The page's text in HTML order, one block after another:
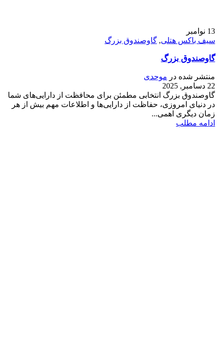
13 نوامبر
سیف باکس هتلی, گاوصندوق بزرگ
گاوصندوق بزرگ
منتشر شده در موحدی
22 دسامبر, 2025
گاوصندوق بزرگ انتخابی مطمئن برای محافظت از دارایی‌های شما
در دنیای امروزی، حفاظت از دارایی‌ها و اطلاعات مهم بیش از هر
زمان دیگری اهمی...
ادامه مطلب